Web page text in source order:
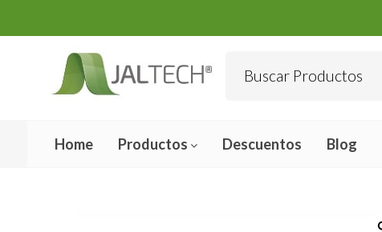
Home Productos Descuentos Blog